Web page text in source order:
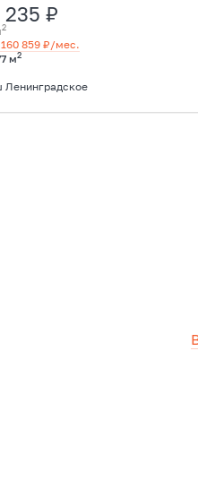
235 ₽
2
859 ₽/мес.
м2
Ленинградское